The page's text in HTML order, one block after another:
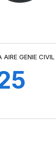
GENIE CIVIL